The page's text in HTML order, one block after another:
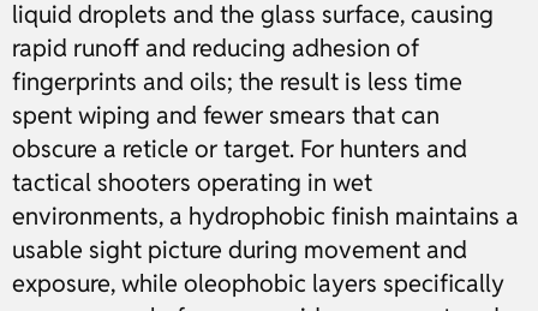
liquid droplets and the glass surface, causing
rapid runoff and reducing adhesion of
fingerprints and oils; the result is less time
spent wiping and fewer smears that can
obscure a reticle or target. For hunters and
tactical shooters operating in wet
environments, a hydrophobic finish maintains a
usable sight picture during movement and
exposure, while oleophobic layers specifically